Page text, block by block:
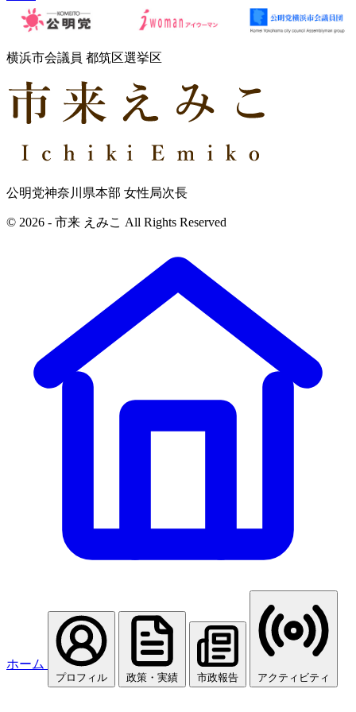
横浜市会議員 都筑区選挙区
公明党神奈川県本部 女性局次長
© 2026 - 市来 えみこ All Rights Reserved
ホーム
プロフィル 政策・実績 市政報告 アクティビティ